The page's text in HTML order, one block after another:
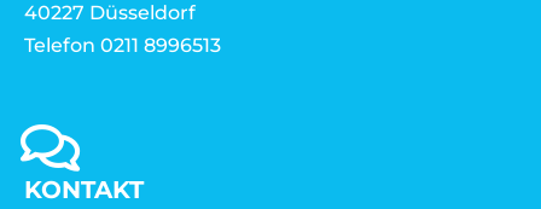
40227 Düsseldorf
Telefon 0211 8996513
KONTAKT